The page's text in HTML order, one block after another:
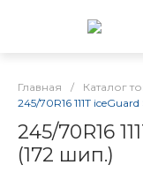
Главная / Каталог
245/70R16 111T
245/70R16
(172 шип.)